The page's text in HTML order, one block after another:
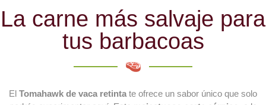
La carne más salvaje para
tus barbacoas
El Tomahawk de vaca retinta te ofrece un sabor único que solo